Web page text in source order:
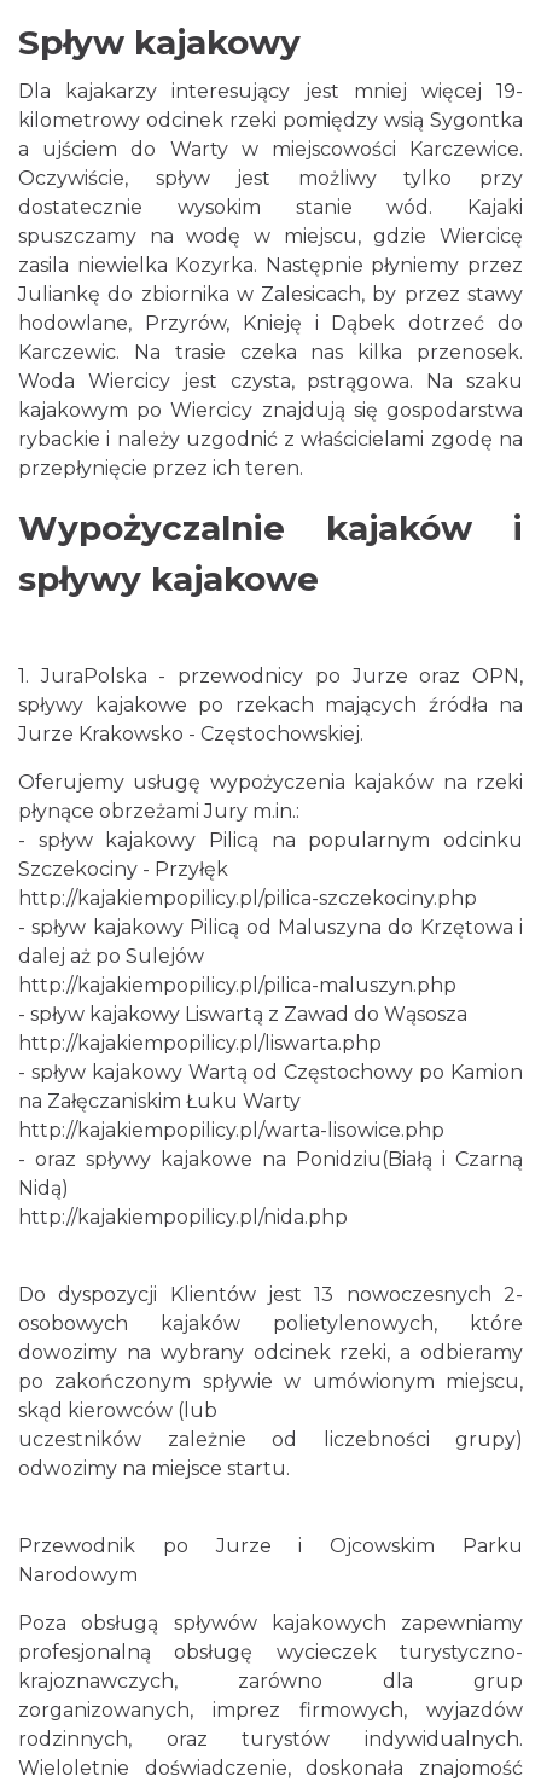
Spływ kajakowy
Dla kajakarzy interesujący jest mniej więcej 19-
kilometrowy odcinek rzeki pomiędzy wsią Sygontka
a ujściem do Warty w miejscowości Karczewice.
Oczywiście, spływ jest możliwy tylko przy
dostatecznie wysokim stanie wód. Kajaki
spuszczamy na wodę w miejscu, gdzie Wiercicę
zasila niewielka Kozyrka. Następnie płyniemy przez
Juliankę do zbiornika w Zalesicach, by przez stawy
hodowlane, Przyrów, Knieję i Dąbek dotrzeć do
Karczewic. Na trasie czeka nas kilka przenosek.
Woda Wiercicy jest czysta, pstrągowa. Na szaku
kajakowym po Wiercicy znajdują się gospodarstwa
rybackie i należy uzgodnić z właścicielami zgodę na
przepłynięcie przez ich teren.
Wypożyczalnie kajaków i
spływy kajakowe
1. JuraPolska - przewodnicy po Jurze oraz OPN,
spływy kajakowe po rzekach mających źródła na
Jurze Krakowsko - Częstochowskiej.
Oferujemy usługę wypożyczenia kajaków na rzeki
płynące obrzeżami Jury m.in.:
- spływ kajakowy Pilicą na popularnym odcinku
Szczekociny - Przyłęk
http://kajakiempopilicy.pl/pilica-szczekociny.php
- spływ kajakowy Pilicą od Maluszyna do Krzętowa i
dalej aż po Sulejów
http://kajakiempopilicy.pl/pilica-maluszyn.php
- spływ kajakowy Liswartą z Zawad do Wąsosza
http://kajakiempopilicy.pl/liswarta.php
- spływ kajakowy Wartą od Częstochowy po Kamion
na Załęczaniskim Łuku Warty
http://kajakiempopilicy.pl/warta-lisowice.php
- oraz spływy kajakowe na Ponidziu(Białą i Czarną
Nidą)
http://kajakiempopilicy.pl/nida.php
Do dyspozycji Klientów jest 13 nowoczesnych 2-
osobowych kajaków polietylenowych, które
dowozimy na wybrany odcinek rzeki, a odbieramy
po zakończonym spływie w umówionym miejscu,
skąd kierowców (lub
uczestników zależnie od liczebności grupy)
odwozimy na miejsce startu.
Przewodnik po Jurze i Ojcowskim Parku
Narodowym
Poza obsługą spływów kajakowych zapewniamy
profesjonalną obsługę wycieczek turystyczno-
krajoznawczych, zarówno dla grup
zorganizowanych, imprez firmowych, wyjazdów
rodzinnych, oraz turystów indywidualnych.
Wieloletnie doświadczenie, doskonała znajomość